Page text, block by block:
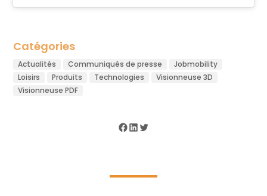
Catégories
Actualités Communiqués de presse
Jobmobility
Loisirs
Produits Technologies
Visionneuse 3D
Visionneuse PDF
Facebook
LinkedIn
Twitter